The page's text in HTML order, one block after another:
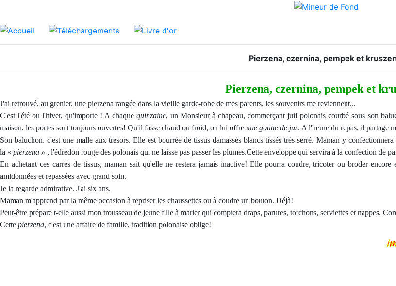
Pierzena, czernina, pempek et
Pierzena, czernina, pempek et
J'ai retrouvé, au grenier, une pierzena rangée dans la vieille garde-robe de mes parents, les souvenirs me reviennent...
C'est l'été ou l'hiver, qu'importe ! A chaquequinzaine, un Monsieur à chapeau, commerçant juif polonais courbé sous son
maison, les portes sont toujours ouvertes! Qu'il fasse chaud ou froid, on lui offre une goutte de jus. A l'heure du repas, il partage
Son baluchon, c'est une malle aux trésors. Elle est bourrée de tissus damassés blancs tissés très serré. Maman y
la « pierzena » , l'édredon rouge des polonais qui ne laisse pas passer les plumes.Cette enveloppe qui servira à la confection de
En achetant ces carrés de tissus, maman sait qu'elle ne restera jamais inactive! Elle pourra coudre, tricoter ou broder
amidonnées et repassées avec grand soin.
Je la regarde admirative. J'ai six ans.
Maman m'apprend par la même occasion à repriser les chaussettes ou à coudre un bouton. Déjà!
Peut-être prépare t-elle aussi mon trousseau de jeune fille à marier qui comptera draps, parures, torchons, serviettes et nappes.
Cette pierzena, c'est une affaire de famille, tradition polonaise oblige!